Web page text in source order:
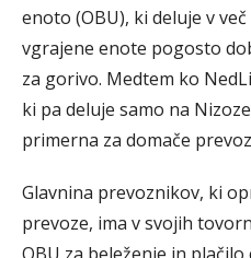
enoto (OBU), ki deluje v
vgrajene enote pogosto
za gorivo. Medtem ko
ki pa deluje samo na
primerna za domače
Glavnina prevoznikov, ki
prevoze, ima v svojih